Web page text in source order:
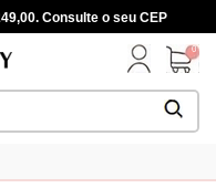
Consulte o seu CEP
0